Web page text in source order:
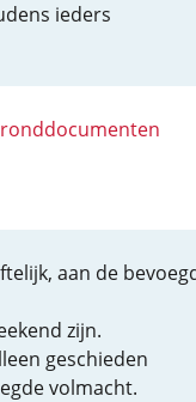
ieders
aan de
zijn.
geschieden
volmacht.